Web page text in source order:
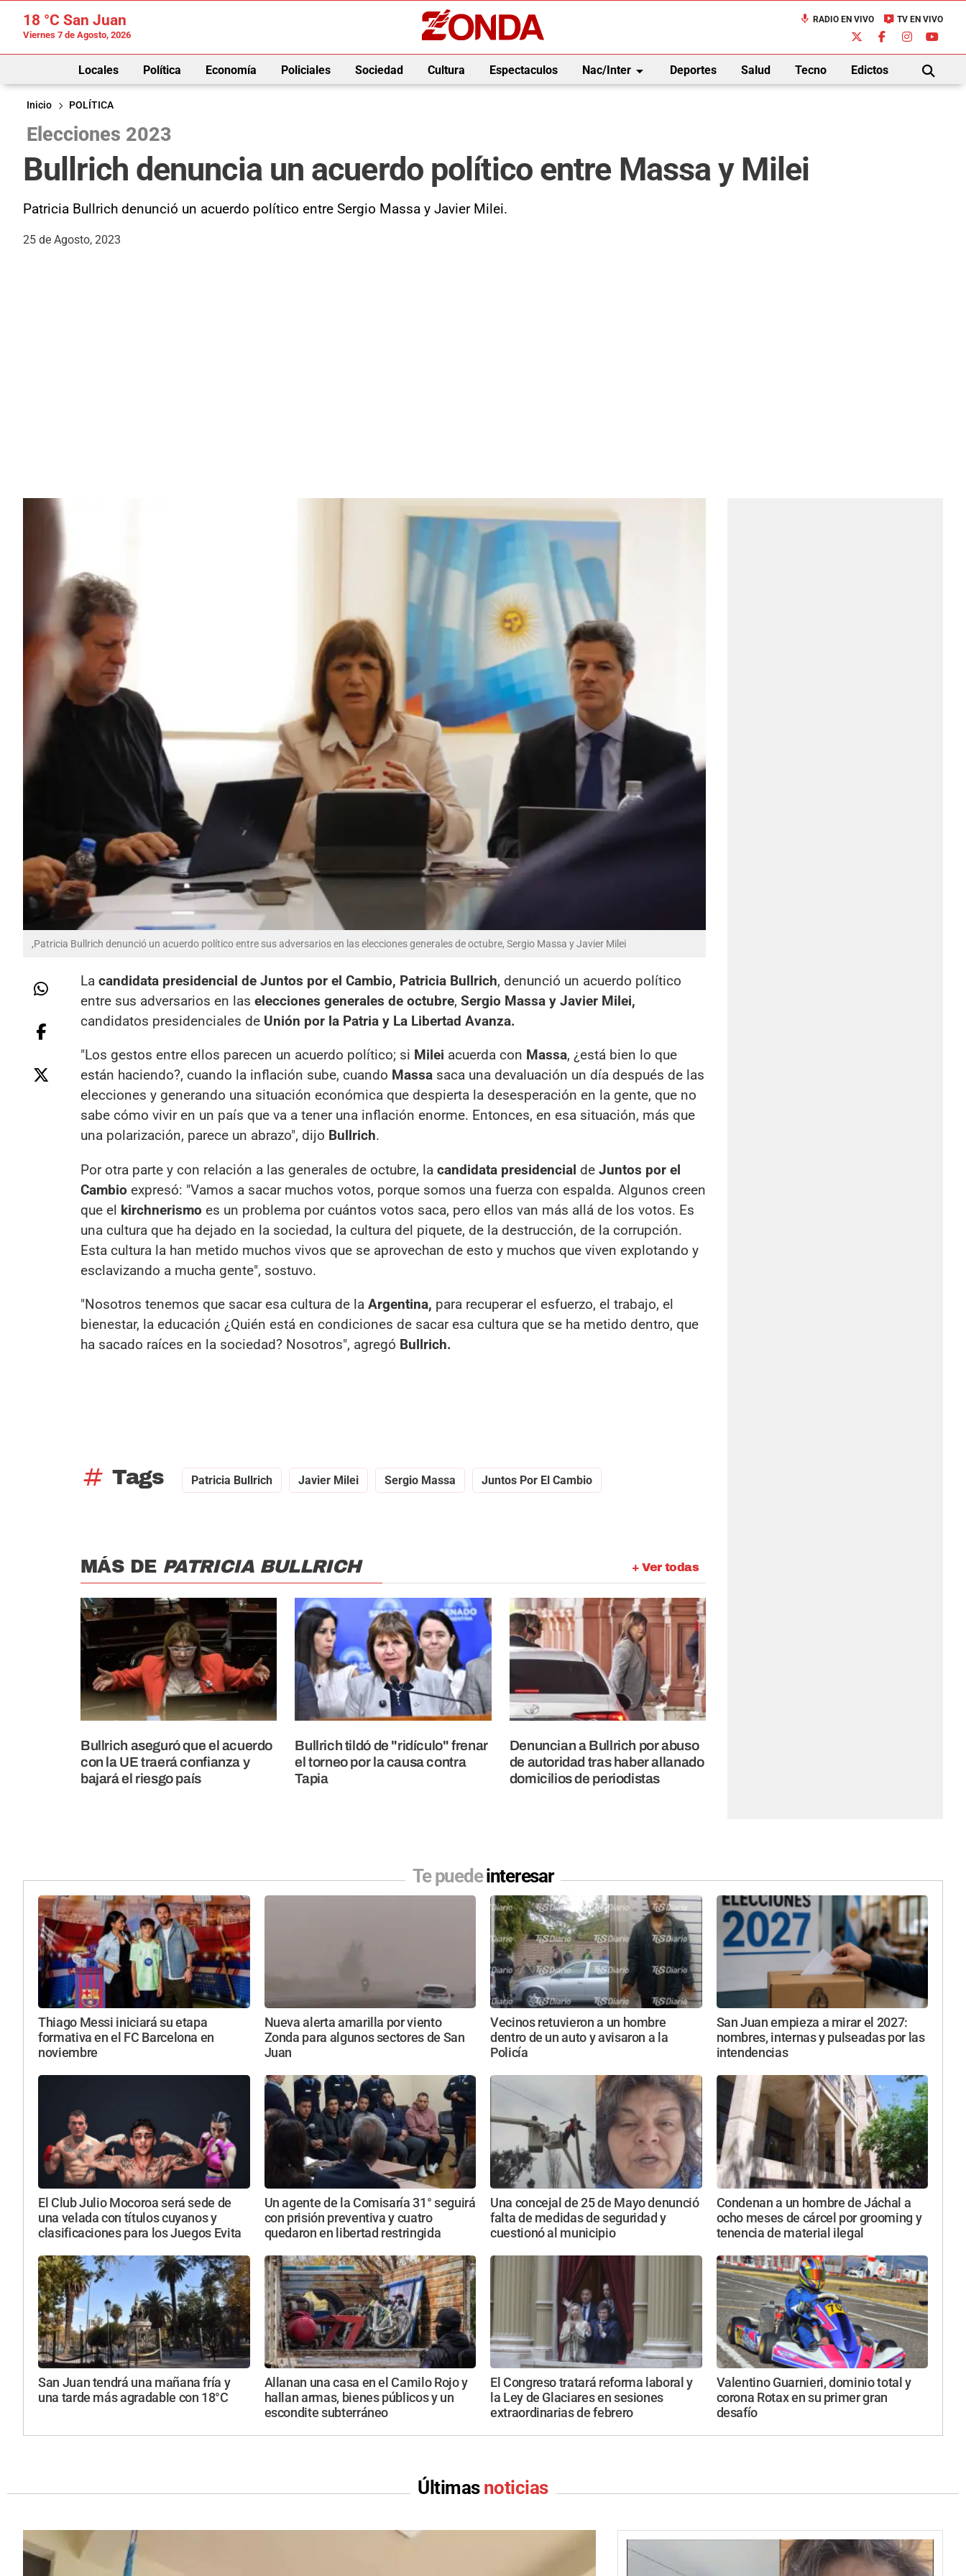
18 °C San Juan
Viernes 7 de Agosto, 2026
mic RADIO EN VIVO live_tv TV EN VIVO
Locales Política Economía Policiales Sociedad Cultura Espectaculos Nac/Interarrow_drop_down Deportes Salud Tecno Edictos
BUSCAR
Inicio
POLÍTICA
Elecciones 2023
Bullrich denuncia un acuerdo político entre Massa y Milei
Patricia Bullrich denunció un acuerdo político entre Sergio Massa y Javier Milei.
25 de Agosto, 2023
,Patricia Bullrich denunció un acuerdo político entre sus adversarios en las elecciones generales de octubre, Sergio Massa y Javier Milei
La candidata presidencial de Juntos por el Cambio, Patricia Bullrich, denunció un acuerdo político
entre sus adversarios en las elecciones generales de octubre, Sergio Massa y Javier Milei,
candidatos presidenciales de Unión por la Patria y La Libertad Avanza.
"Los gestos entre ellos parecen un acuerdo político; si Milei acuerda con Massa, ¿está bien lo que
están haciendo?, cuando la inflación sube, cuando Massa saca una devaluación un día después de las
elecciones y generando una situación económica que despierta la desesperación en la gente, que no
sabe cómo vivir en un país que va a tener una inflación enorme. Entonces, en esa situación, más que
una polarización, parece un abrazo", dijo Bullrich.
Por otra parte y con relación a las generales de octubre, la candidata presidencial de Juntos por el
Cambio expresó: "Vamos a sacar muchos votos, porque somos una fuerza con espalda. Algunos creen
que el kirchnerismo es un problema por cuántos votos saca, pero ellos van más allá de los votos. Es
una cultura que ha dejado en la sociedad, la cultura del piquete, de la destrucción, de la corrupción.
Esta cultura la han metido muchos vivos que se aprovechan de esto y muchos que viven explotando y
esclavizando a mucha gente", sostuvo.
"Nosotros tenemos que sacar esa cultura de la Argentina, para recuperar el esfuerzo, el trabajo, el
bienestar, la educación ¿Quién está en condiciones de sacar esa cultura que se ha metido dentro, que
ha sacado raíces en la sociedad? Nosotros", agregó Bullrich.
tag Tags Patricia Bullrich Javier Milei Sergio Massa Juntos Por El Cambio
+ Ver todas
MÁS DE PATRICIA BULLRICH
Bullrich aseguró que el acuerdo
con la UE traerá confianza y
bajará el riesgo país
Bullrich tildó de "ridículo" frenar
el torneo por la causa contra
Tapia
Denuncian a Bullrich por abuso
de autoridad tras haber allanado
domicilios de periodistas
Te puedeinteresar
Thiago Messi iniciará su etapa
formativa en el FC Barcelona en
noviembre
Nueva alerta amarilla por viento
Zonda para algunos sectores de San
Juan
Vecinos retuvieron a un hombre
dentro de un auto y avisaron a la
Policía
San Juan empieza a mirar el 2027:
nombres, internas y pulseadas por las
intendencias
El Club Julio Mocoroa será sede de
una velada con títulos cuyanos y
clasificaciones para los Juegos Evita
Un agente de la Comisaría 31° seguirá
con prisión preventiva y cuatro
quedaron en libertad restringida
Una concejal de 25 de Mayo denunció
falta de medidas de seguridad y
cuestionó al municipio
Condenan a un hombre de Jáchal a
ocho meses de cárcel por grooming y
tenencia de material ilegal
San Juan tendrá una mañana fría y
una tarde más agradable con 18°C
Allanan una casa en el Camilo Rojo y
hallan armas, bienes públicos y un
escondite subterráneo
El Congreso tratará reforma laboral y
la Ley de Glaciares en sesiones
extraordinarias de febrero
Valentino Guarnieri, dominio total y
corona Rotax en su primer gran
desafío
Últimas noticias